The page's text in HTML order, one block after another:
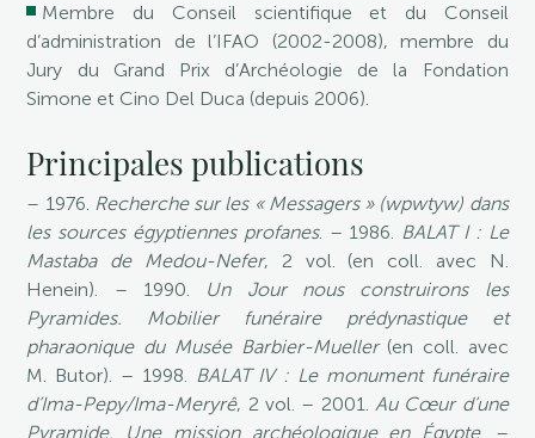
Membre du Conseil scientifique et du Conseil
d’administration de l’IFAO (2002-2008), membre du
Jury du Grand Prix d’Archéologie de la Fondation
Simone et Cino Del Duca (depuis 2006).
Principales publications
– 1976. Recherche sur les « Messagers » (wpwtyw) dans
les sources égyptiennes profanes. – 1986. BALAT I : Le
Mastaba de Medou-Nefer, 2 vol. (en coll. avec N.
Henein). – 1990. Un Jour nous construirons les
Pyramides. Mobilier funéraire prédynastique et
pharaonique du Musée Barbier-Mueller(en coll. avec
M. Butor). – 1998. BALAT IV : Le monument funéraire
d’Ima-Pepy/Ima-Meryrê, 2 vol. – 2001. Au Cœur d’une
Pyramide. Une mission archéologique en Égypte. –